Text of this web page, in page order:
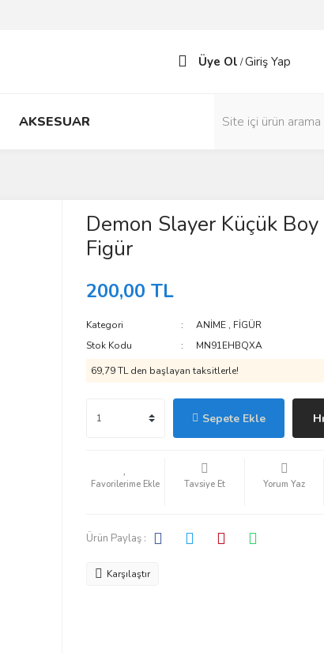
Üye Ol /Giriş Yap
AKSESUAR
Demon Slayer Küçük Boy
Figür
200,00 TL
Kategori ANİME , FİGÜR
Stok Kodu
MN91EHBQXA
69,79 TL den başlayan taksitlerle!
Sepete Ekle
Tavsiye Et Yorum Yaz
Ürün Paylaş :
Karşılaştır